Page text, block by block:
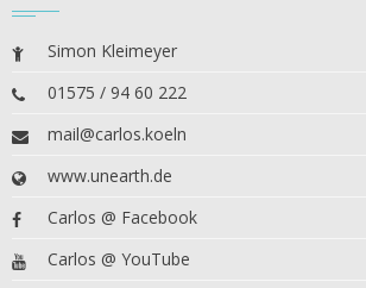
Simon Kleimeyer
01575 / 94 60 222
mail@carlos.koeln
www.unearth.de
Carlos @ Facebook
Carlos @ YouTube